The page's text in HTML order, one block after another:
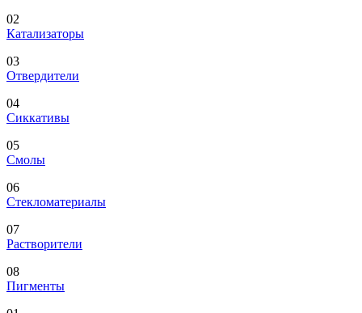
02
Катализаторы
03
Отвердители
04
Сиккативы
05
Смолы
06
Стекломатериалы
07
Растворители
08
Пигменты